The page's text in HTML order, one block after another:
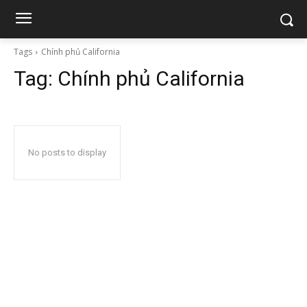
Tags Chính phủ California
Tag: Chính phủ California
No posts to display